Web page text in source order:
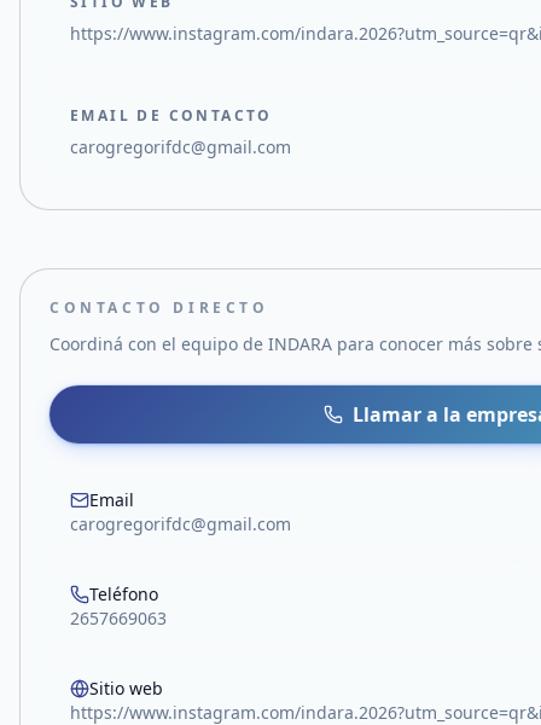
https://www.instagram.com/
EMAIL DE CONTACTO
carogregorifdc@gmail.com
CONTACTO DIRECTO
Coordiná con el equipo de INDARA para conocer más
Llamar a la
Email
carogregorifdc@gmail.com
Teléfono
2657669063
Sitio web
https://www.instagram.com/